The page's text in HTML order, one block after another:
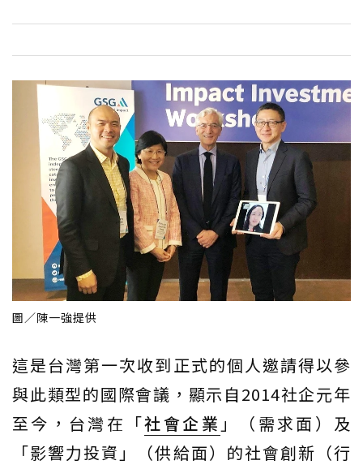
圖／陳一強提供
這是台灣第一次收到正式的個人邀請得以參
與此類型的國際會議，顯示自2014社企元年
至今，台灣在「社會企業 」（需求面）及
「影響力投資」（供給面）的社會創新（行